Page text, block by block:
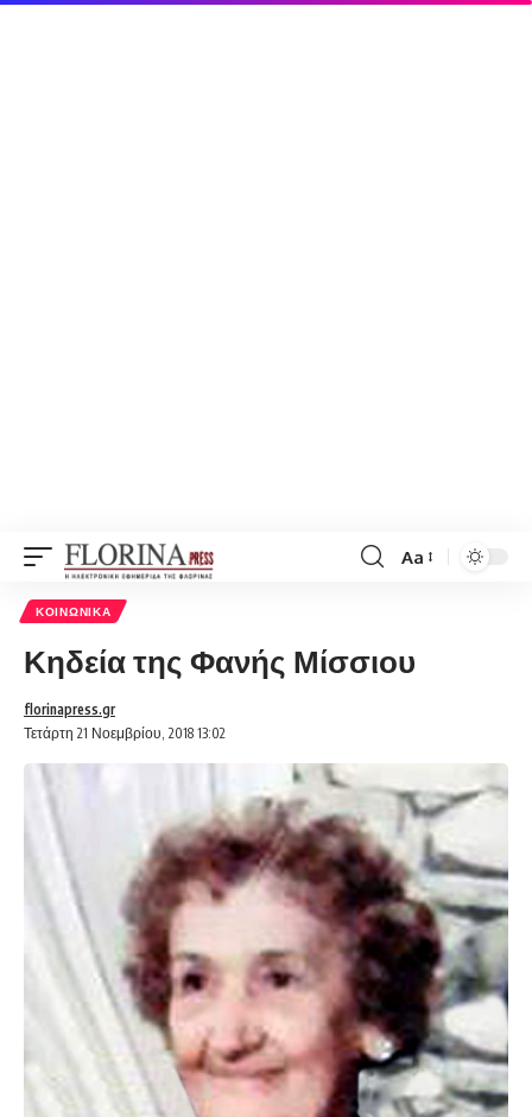
Font
Aa
ΚΟΙΝΩΝΙΚΆ
Κηδεία της Φανής Μίσσιου
Τετάρτη 21 Νοεμβρίου, 2018 13:02
florinapress.gr